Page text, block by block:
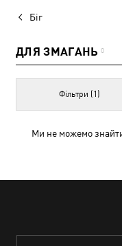
Біг
ДЛЯ ЗМАГАНЬ 0
Фільтри (1)
Ми не можемо